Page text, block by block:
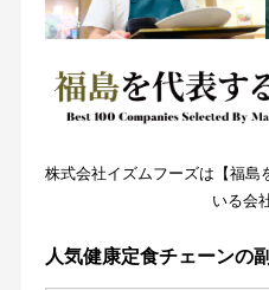
株式会社イズムフーズは【福島
いる会
人気健康定食チェーンの